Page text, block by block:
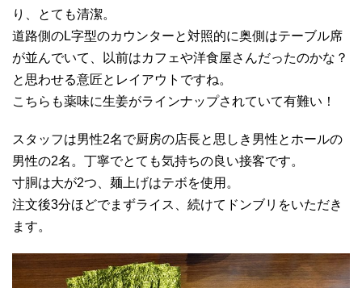
り、とても清潔。
道路側のL字型のカウンターと対照的に奥側はテーブル席
が並んでいて、以前はカフェや洋食屋さんだったのかな？
と思わせる意匠とレイアウトですね。
こちらも薬味に生姜がラインナップされていて有難い！
スタッフは男性2名で厨房の店長と思しき男性とホールの
男性の2名。丁寧でとても気持ちの良い接客です。
寸胴は大が2つ、麺上げはテボを使用。
注文後3分ほどでまずライス、続けてドンブリをいただき
ます。